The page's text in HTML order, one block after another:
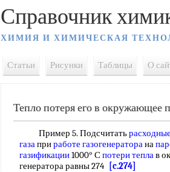
Справочник
ХИМИЯ И ХИМИЧЕСКАЯ
Статьи Рисунки Таблицы О
Тепло потеря его в окружающее
Пример 5. Подсчитать
газаприработе газогенераторана
газификации1000° Спотери теплав
генератора равны 274
[c.274]